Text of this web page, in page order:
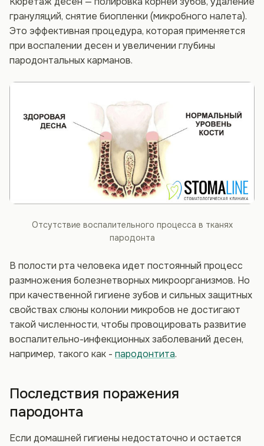
грануляций, снятие биопленки (микробного налета).
Это эффективная процедура, которая применяется
при воспалении десен и увеличении глубины
пародонтальных карманов.
Отсутствие воспалительного процесса в тканях
пародонта
В полости рта человека идет постоянный процесс
размножения болезнетворных микроорганизмов. Но
при качественной гигиене зубов и сильных защитных
свойствах слюны колонии микробов не достигают
такой численности, чтобы провоцировать развитие
воспалительно-инфекционных заболеваний десен,
например, такого как - пародонтита.
Последствия поражения
пародонта
Если домашней гигиены недостаточно и остается